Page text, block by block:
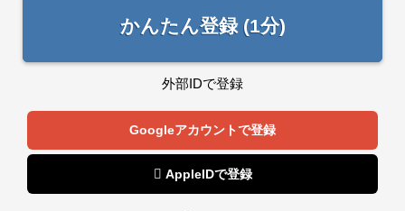
かんたん登録 (1分)
外部IDで登録
Googleアカウントで登録
 AppleIDで登録